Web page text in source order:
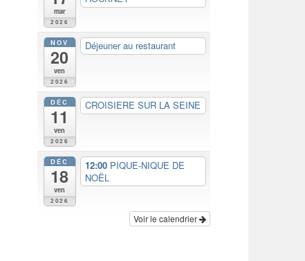
mar
2026
NOV
20
ven
2026
Déjeuner au restaurant
DÉC
11
ven
2026
CROISIERE SUR LA SEINE
DÉC
18
ven
2026
12:00 PIQUE-NIQUE DE
NOËL
Voir le calendrier